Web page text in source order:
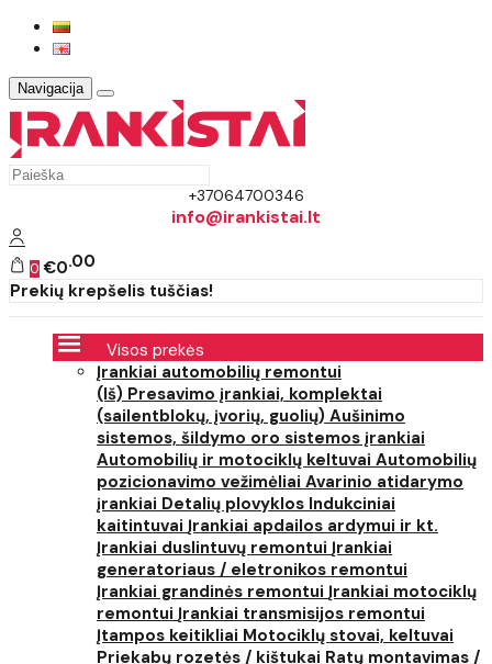
Navigacija
+37064700346
info@irankistai.lt
0 €0 00
Prekių krepšelis tuščias!
Visos prekės
Įrankiai automobilių remontui
(Iš) Presavimo įrankiai, komplektai
(sailentblokų, įvorių, guolių) Aušinimo
sistemos, šildymo oro sistemos įrankiai
Automobilių ir motociklų keltuvai Automobilių
pozicionavimo vežimėliai Avarinio atidarymo
įrankiai Detalių plovyklos Indukciniai
kaitintuvai Įrankiai apdailos ardymui ir kt.
Įrankiai duslintuvų remontui Įrankiai
generatoriaus / eletronikos remontui
Įrankiai grandinės remontui Įrankiai motociklų
remontui Įrankiai transmisijos remontui
Įtampos keitikliai Motociklų stovai, keltuvai
Priekabų rozetės / kištukai Ratų montavimas /